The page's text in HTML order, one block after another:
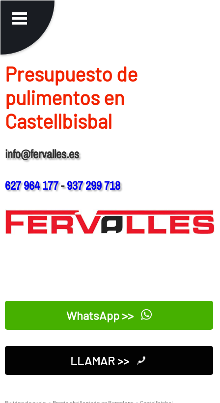
Presupuesto de
pulimentos en
Castellbisbal
info@fervalles.es
627 964 177-937 299 718
WhatsApp >>
LLAMAR >>